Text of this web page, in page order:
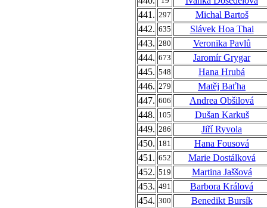
441. 297
Michal Bartoš
442. 635
Slávek Hoa Thai
443. 280
Veronika Pavlů
444. 673
Jaromír Grygar
445. 548
Hana Hrubá
446. 279
Matěj Baťha
447. 606
Andrea Obšilová
448. 105
Dušan Karkuš
449. 286
Jiří Ryvola
450. 181
Hana Fousová
451. 652
Marie Dostálková
452. 519
Martina Jaššová
453. 491
Barbora Králová
454. 300
Benedikt Bursík